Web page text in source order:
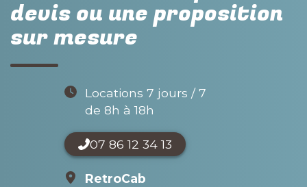
devis ou une proposition
sur mesure
Locations 7 jours / 7
de 8h à 18h
07 86 12 34 13
RetroCab